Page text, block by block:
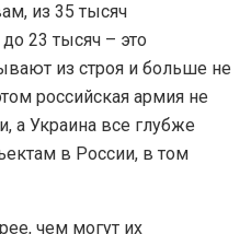
из 35 тысяч
23 тысяч – это
из строя и больше не
российская армия не
а Украина все глубже
в России, в том
чем могут их